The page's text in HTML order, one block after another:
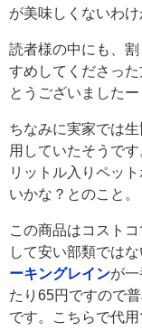
が美味しくないわけ
読者様の中にも、
すめしてくださっ
とうございましたー
ちなみに実家では
用していたそうで
リットル入りペッ
いかな？とのこと。
この商品はコスト
して安い部類では
ーキングレインが
たり65円ですので
です。こちらで代